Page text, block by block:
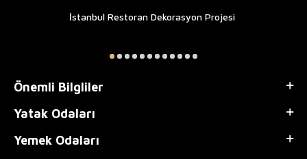
İstanbul Restoran Dekorasyon Projesi
Önemli Bilgliler
Yatak Odaları
Yemek Odaları